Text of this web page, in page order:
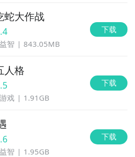
蛇大作战
智 843.05MB
下载
人格
戏 1.91GB
下载
智 1.95GB
下载